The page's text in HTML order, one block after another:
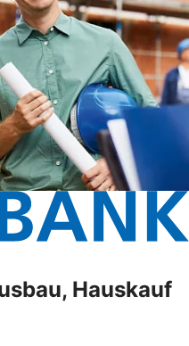
Hauskauf